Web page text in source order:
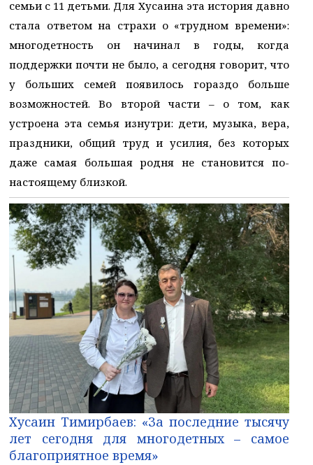
семьи с 11 детьми. Для Хусаина эта история давно
стала ответом на страхи о «трудном времени»:
многодетность он начинал в годы, когда
поддержки почти не было, а сегодня говорит, что
у больших семей появилось гораздо больше
возможностей. Во второй части – о том, как
устроена эта семья изнутри: дети, музыка, вера,
праздники, общий труд и усилия, без которых
даже самая большая родня не становится по-
настоящему близкой.
Хусаин Тимирбаев: «За последние тысячу
лет сегодня для многодетных – самое
благоприятное время»